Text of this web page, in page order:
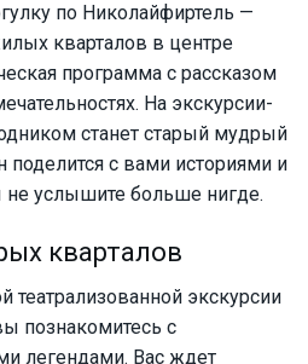
по Николайфиртель —
кварталов в центре
программа с рассказом
На экскурсии-
станет старый мудрый
с вами историями и
услышите больше нигде.
кварталов
театрализованной экскурсии
познакомитесь с
легендами. Вас ждет